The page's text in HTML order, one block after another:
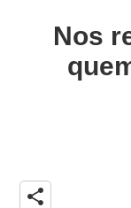
Nos
share